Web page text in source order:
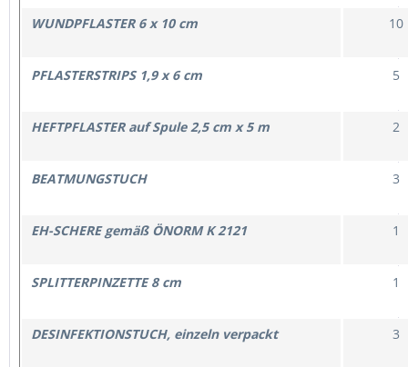
WUNDPFLASTER 6 x 10 cm 10
PFLASTERSTRIPS 1,9 x 6 cm 5
HEFTPFLASTER auf Spule 2,5 cm x 5 m 2
BEATMUNGSTUCH 3
EH-SCHERE gemäß ÖNORM K 2121 1
SPLITTERPINZETTE 8 cm 1
DESINFEKTIONSTUCH, einzeln verpackt 3